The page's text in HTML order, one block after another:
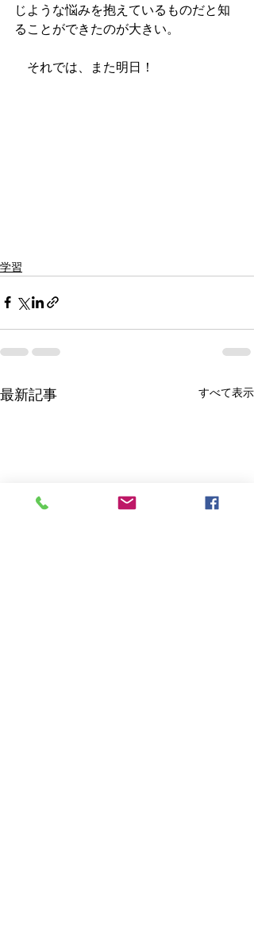
じような悩みを抱えているものだと知
ることができたのが大きい。
それでは、また明日！
学習
最新記事 すべて表示